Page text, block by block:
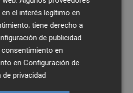
el interés legítimo en
tiene derecho a
de publicidad
en
enConfiguración de
de privacidad